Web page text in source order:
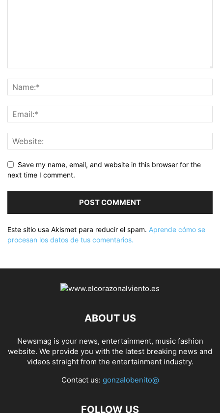
Save my name, email, and website in this browser for the
next time I comment.
Este sitio usa Akismet para reducir el spam. Aprende cómo se
procesan los datos de tus comentarios.
ABOUT US
Newsmag is your news, entertainment, music fashion
website. We provide you with the latest breaking news and
videos straight from the entertainment industry.
Contact us: gonzalobenito@
FOLLOW US